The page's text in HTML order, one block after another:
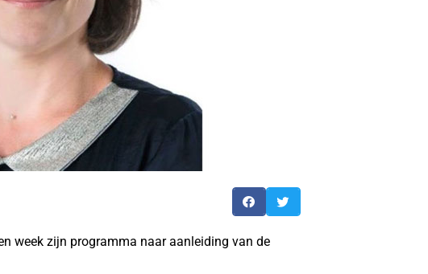
week zijn programma naar aanleiding van de